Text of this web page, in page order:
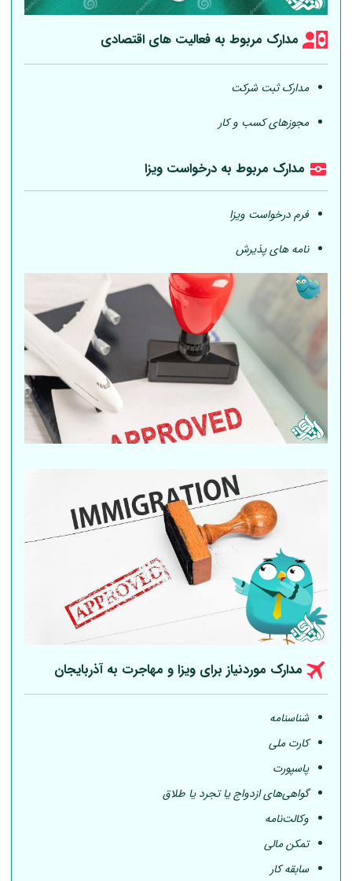
مدارک مربوط به فعالیت های اقتصادی
مدارک ثبت شرکت
مجوزهای کسب و کار
مدارک مربوط به درخواست ویزا
فرم درخواست ویزا
نامه های پذیرش
مدارک موردنیاز برای ویزا و مهاجرت به آذربایجان
شناسنامه
کارت ملی
پاسپورت
گواهی‌های ازدواج یا تجرد یا طلاق
وکالت‌نامه
تمکن مالی
سابقه کار